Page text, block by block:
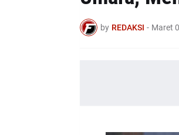
by REDAKSI - Maret